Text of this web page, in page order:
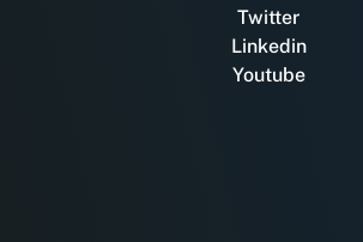
Twitter
Linkedin
Youtube